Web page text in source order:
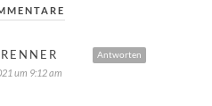
Antworten
um 9:12 am